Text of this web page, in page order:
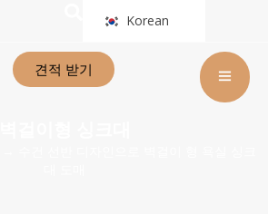
Korean
견적 받기